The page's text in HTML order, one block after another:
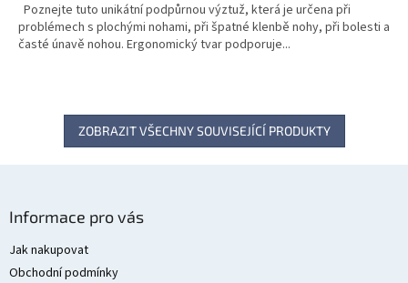
Poznejte tuto unikátní podpůrnou výztuž, která je určena při
problémech s plochými nohami, při špatné klenbě nohy, při bolesti a
časté únavě nohou. Ergonomický tvar podporuje...
ZOBRAZIT VŠECHNY SOUVISEJÍCÍ PRODUKTY
Informace pro vás
Jak nakupovat
Obchodní podmínky